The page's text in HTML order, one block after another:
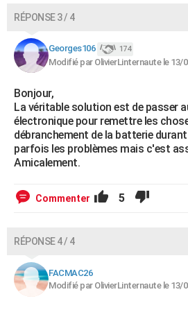
RÉPONSE 3 / 4
Georges106 174
Modifié par OlivierLinternaute le 13/
Bonjour,
La véritable solution est de passer
électronique pour remettre les
débranchement de la batterie
parfois les problèmes mais c'est
Amicalement.
Commenter 5
RÉPONSE 4 / 4
FACMAC26
Modifié par OlivierLinternaute le 13/